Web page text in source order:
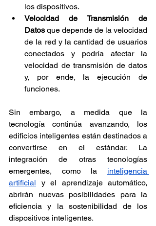
los dispositivos.
Velocidad de Transmisión de
Datos que depende de la velocidad
de la red y la cantidad de usuarios
conectados y podría afectar la
velocidad de transmisión de datos
y, por ende, la ejecución de
funciones.
Sin embargo, a medida que la
tecnología continúa avanzando, los
edificios inteligentes están destinados a
convertirse en el estándar. La
integración de otras tecnologías
emergentes, como la inteligencia
artificial y el aprendizaje automático,
abrirán nuevas posibilidades para la
eficiencia y la sostenibilidad de los
dispositivos inteligentes.